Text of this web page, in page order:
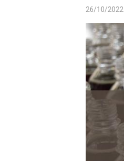
26/10/2022